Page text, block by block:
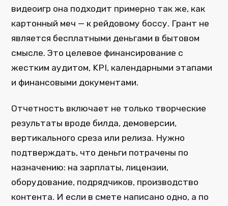
видеоигр она подходит примерно так же, как
картонный меч — к рейдовому боссу. Грант не
является бесплатными деньгами в бытовом
смысле. Это целевое финансирование с
жестким аудитом, KPI, календарными этапами
и финансовыми документами.
Отчетность включает не только творческие
результаты вроде билда, демоверсии,
вертикального среза или релиза. Нужно
подтверждать, что деньги потрачены по
назначению: на зарплаты, лицензии,
оборудование, подрядчиков, производство
контента. И если в смете написано одно, а по